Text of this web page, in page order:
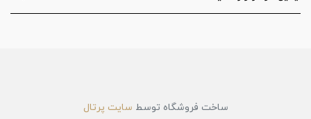
ساخت فروشگاه توسط سایت پرتال